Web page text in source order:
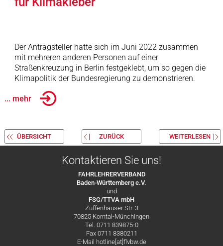
Der Antragsteller hatte sich im Juni 2022 zusammen
mit mehreren anderen Personen auf einer
Straßenkreuzung in Berlin festgeklebt, um so gegen die
Klimapolitik der Bundesregierung zu demonstrieren.
... mehr
ÜBERSICHT ZURÜCK WEITERLESEN
Kontaktieren Sie uns!
FAHRLEHRERVERBAND
Baden-Württemberg e.V.
und
FSG/TTVA mbH
Zuffenhauser Str. 3
70825 Korntal-Münchingen
Tel. 0711 839875-0
Fax 0711 8380211
E-Mail hotline[at]flvbw.de